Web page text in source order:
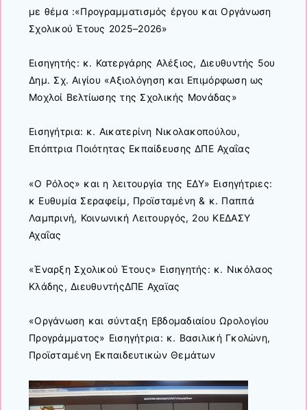
με θέμα :«Προγραμματισμός έργου και Οργάνωση
Σχολικού Έτους 2025–2026»
Εισηγητής: κ. Κατεργάρης Αλέξιος, Διευθυντής 5ου
Δημ. Σχ. Αιγίου «Αξιολόγηση και Επιμόρφωση ως
Μοχλοί Βελτίωσης της Σχολικής Μονάδας»
Εισηγήτρια: κ. Αικατερίνη Νικολακοπούλου,
Επόπτρια Ποιότητας Εκπαίδευσης ΔΠΕ Αχαΐας
«Ο Ρόλος» και η λειτουργία της ΕΔΥ» Εισηγήτριες:
κ Ευθυμία Σεραφείμ, Προϊσταμένη & κ. Παππά
Λαμπρινή, Κοινωνική Λειτουργός, 2ου ΚΕΔΑΣΥ
Αχαΐας
«Έναρξη Σχολικού Έτους» Εισηγητής: κ. Νικόλαος
Κλάδης, ΔιευθυντήςΔΠΕ Αχαϊας
«Οργάνωση και σύνταξη Εβδομαδιαίου Ωρολογίου
Προγράμματος» Εισηγήτρια: κ. Βασιλική Γκολώνη,
Προϊσταμένη Εκπαιδευτικών Θεμάτων